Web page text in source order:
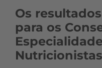
Os
para os
Nutricionistas